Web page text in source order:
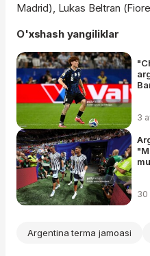
Madrid), Lukas Beltran
O'xshash yangiliklar
3
30
Argentina terma jamoasi